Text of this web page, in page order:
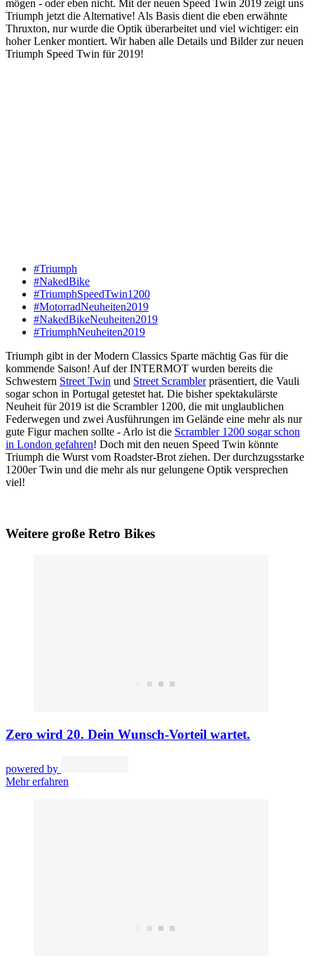
mögen - oder eben nicht. Mit der neuen Speed Twin 2019 zeigt uns
Triumph jetzt die Alternative! Als Basis dient die eben erwähnte
Thruxton, nur wurde die Optik überarbeitet und viel wichtiger: ein
hoher Lenker montiert. Wir haben alle Details und Bilder zur neuen
Triumph Speed Twin für 2019!
#Triumph
#NakedBike
#TriumphSpeedTwin1200
#MotorradNeuheiten2019
#NakedBikeNeuheiten2019
#TriumphNeuheiten2019
Triumph gibt in der Modern Classics Sparte mächtig Gas für die
kommende Saison! Auf der INTERMOT wurden bereits die
Schwestern Street Twin und Street Scramblerpräsentiert, die Vauli
sogar schon in Portugal getestet hat. Die bisher spektakulärste
Neuheit für 2019 ist die Scrambler 1200, die mit unglaublichen
Federwegen und zwei Ausführungen im Gelände eine mehr als nur
gute Figur machen sollte - Arlo ist die Scrambler 1200 sogar schon
in London gefahren! Doch mit den neuen Speed Twin könnte
Triumph die Wurst vom Roadster-Brot ziehen. Der durchzugsstarke
1200er Twin und die mehr als nur gelungene Optik versprechen
viel!
Weitere große Retro Bikes
Zero wird 20. Dein Wunsch-Vorteil wartet.
powered by
Mehr erfahren